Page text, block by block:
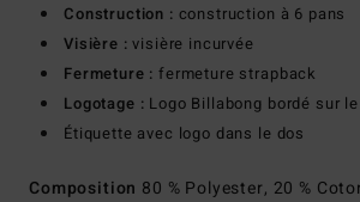
Construction : construction à 6 pans
Visière : visière incurvée
Fermeture : fermeture strapback
Logotage : Logo Billabong bordé sur
Étiquette avec logo dans le dos
Composition 80 % Polyester, 20 %